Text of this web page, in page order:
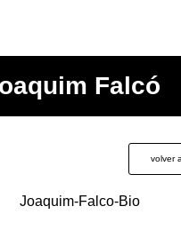
Falcó
volver